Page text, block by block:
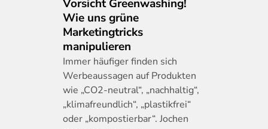
Vorsicht Greenwashing!
Wie uns grüne
Marketingtricks
manipulieren
Immer häufiger finden sich
Werbeaussagen auf Produkten
wie „CO2-neutral“, „nachhaltig“,
„klimafreundlich“, „plastikfrei“
oder „kompostierbar“. Jochen